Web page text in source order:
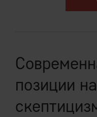
позиции